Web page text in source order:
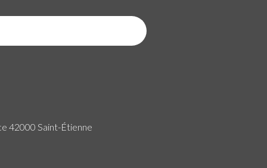
42000 Saint-Étienne